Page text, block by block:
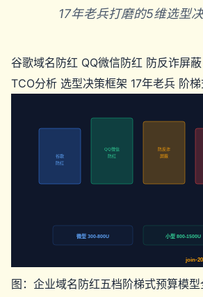
17年老兵打磨的5维选型决
谷歌域名防红 QQ微信防红 防反诈屏蔽
TCO分析 选型决策框架 17年老兵 阶
谷歌
防红
QQ微信
防红
防反诈
屏蔽
微型 300-800U 小型 800-1500U
join-
图：企业域名防红五档阶梯式预算模